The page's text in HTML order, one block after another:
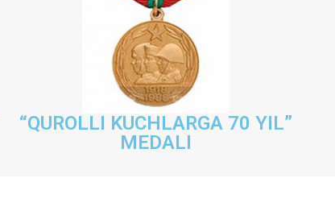
“QUROLLI KUCHLARGA 70 YIL”
MEDALI